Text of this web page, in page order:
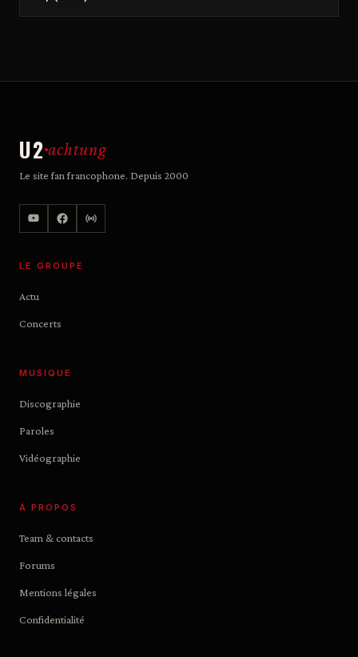
U2 achtung
Le site fan francophone. Depuis 2000
LE GROUPE
Actu
Concerts
MUSIQUE
Discographie
Paroles
Vidéographie
À PROPOS
Team & contacts
Forums
Mentions légales
Confidentialité